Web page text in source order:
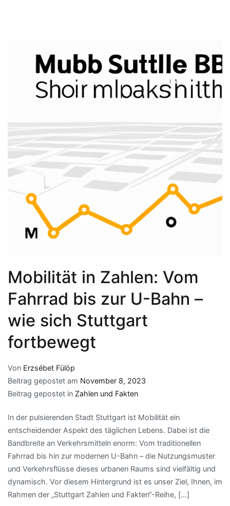
Mobilität in Zahlen: Vom
Fahrrad bis zur U-Bahn –
wie sich Stuttgart
fortbewegt
Von Erzsébet Fülöp
Beitrag gepostet am November 8, 2023
Beitrag gepostet in Zahlen und Fakten
In der pulsierenden Stadt Stuttgart ist Mobilität ein
entscheidender Aspekt des täglichen Lebens. Dabei ist die
Bandbreite an Verkehrsmitteln enorm: Vom traditionellen
Fahrrad bis hin zur modernen U-Bahn – die Nutzungsmuster
und Verkehrsflüsse dieses urbanen Raums sind vielfältig und
dynamisch. Vor diesem Hintergrund ist es unser Ziel, Ihnen, im
Rahmen der „Stuttgart Zahlen und Fakten“-Reihe, […]